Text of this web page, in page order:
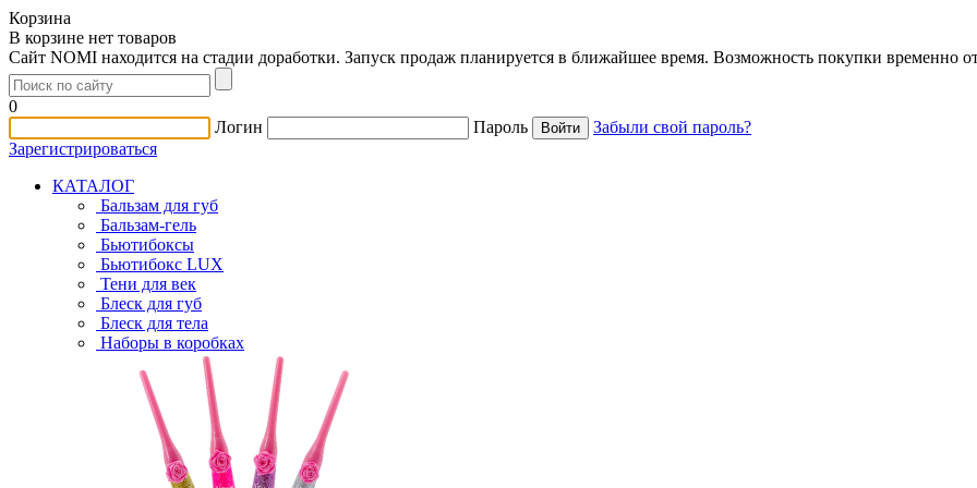
Корзина
В корзине нет товаров
Сайт NOMI находится на стадии доработки. Запуск продаж планируется в ближайшее время. Возможность покупки временно
0
Логин
Пароль
Забыли свой пароль?
Зарегистрироваться
КАТАЛОГ
Бальзам для губ
Бальзам-гель
Бьютибоксы
Бьютибокс LUX
Тени для век
Блеск для губ
Блеск для тела
Наборы в коробках